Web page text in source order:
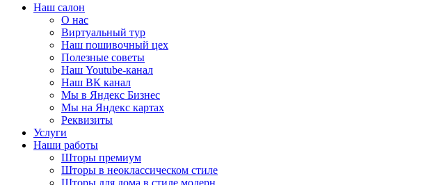
Наш салон
О нас
Виртуальный тур
Наш пошивочный цех
Полезные советы
Наш Youtube-канал
Наш ВК канал
Мы в Яндекс Бизнес
Мы на Яндекс картах
Реквизиты
Услуги
Наши работы
Шторы премиум
Шторы в неоклассическом стиле
Шторы для дома в стиле модерн